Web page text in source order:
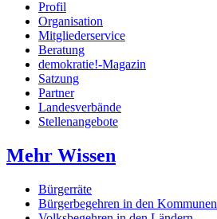
Profil
Organisation
Mitgliederservice
Beratung
demokratie!-Magazin
Satzung
Partner
Landesverbände
Stellenangebote
Mehr Wissen
Bürgerräte
Bürgerbegehren in den Kommunen